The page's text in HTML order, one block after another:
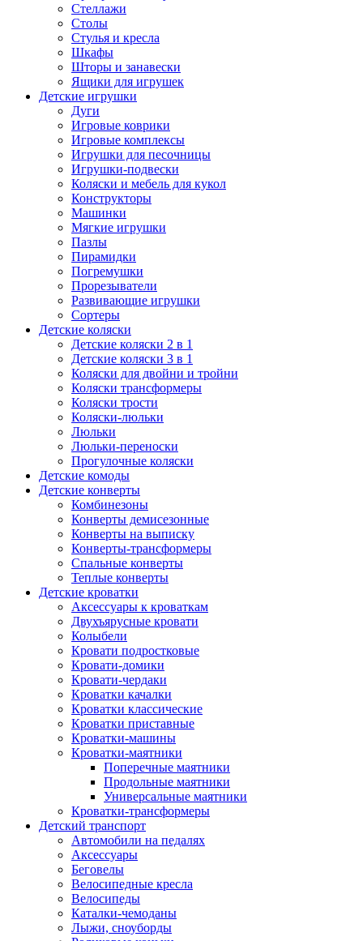
Стеллажи
Столы
Стулья и кресла
Шкафы
Шторы и занавески
Ящики для игрушек
Детские игрушки
Дуги
Игровые коврики
Игровые комплексы
Игрушки для песочницы
Игрушки-подвески
Коляски и мебель для кукол
Конструкторы
Машинки
Мягкие игрушки
Пазлы
Пирамидки
Погремушки
Прорезыватели
Развивающие игрушки
Сортеры
Детские коляски
Детские коляски 2 в 1
Детские коляски 3 в 1
Коляски для двойни и тройни
Коляски трансформеры
Коляски трости
Коляски-люльки
Люльки
Люльки-переноски
Прогулочные коляски
Детские комоды
Детские конверты
Комбинезоны
Конверты демисезонные
Конверты на выписку
Конверты-трансформеры
Спальные конверты
Теплые конверты
Детские кроватки
Аксессуары к кроваткам
Двухъярусные кровати
Колыбели
Кровати подростковые
Кровати-домики
Кровати-чердаки
Кроватки качалки
Кроватки классические
Кроватки приставные
Кроватки-машины
Кроватки-маятники
Поперечные маятники
Продольные маятники
Универсальные маятники
Кроватки-трансформеры
Детский транспорт
Автомобили на педалях
Аксессуары
Беговелы
Велосипедные кресла
Велосипеды
Каталки-чемоданы
Лыжи, сноуборды